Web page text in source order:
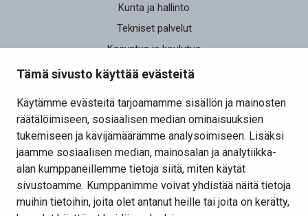
Tämä sivusto käyttää evästeitä
Käytämme evästeitä tarjoamamme sisällön ja mainosten
räätälöimiseen, sosiaalisen median ominaisuuksien
tukemiseen ja kävijämäärämme analysoimiseen. Lisäksi
jaamme sosiaalisen median, mainosalan ja analytiikka-
alan kumppaneillemme tietoja siitä, miten käytät
sivustoamme. Kumppanimme voivat yhdistää näitä tietoja
muihin tietoihin, joita olet antanut heille tai joita on kerätty,
Kunta ja hallinto
Tekniset palvelut
Kasvatus ja koulutus
Elinvoima
Osallistu ja vaikuta
Yhteystiedot
Kansalaisaloite
Lomakkeet
Tietosuojaseloste
Evästeiden hallinta